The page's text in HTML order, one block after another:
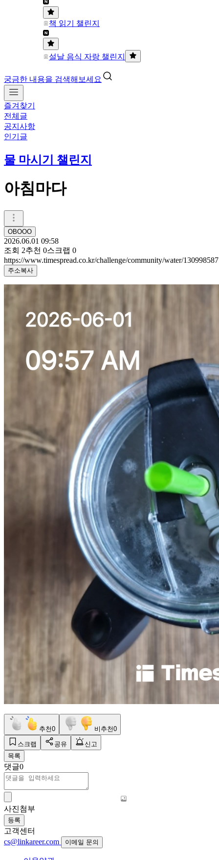
책 읽기 챌린지
설날 음식 자랑 챌린지
궁금한 내용을 검색해보세요
즐겨찾기
전체글
공지사항
인기글
물 마시기 챌린지
아침마다
OBOOO
2026.06.01 09:58
조회 2추천 0스크랩 0
https://www.timespread.co.kr/challenge/community/water/130998587
주소복사
추천0 비추천0
스크랩 공유
신고
목록
댓글0
사진첨부
등록
고객센터
cs@linkareer.com
이메일 문의